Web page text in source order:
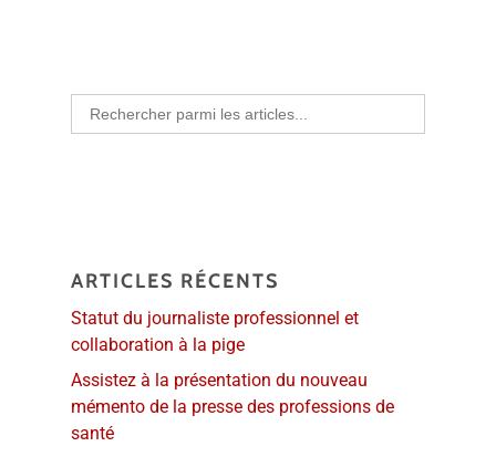
Search
for:
ARTICLES RÉCENTS
Statut du journaliste professionnel et
collaboration à la pige
Assistez à la présentation du nouveau
mémento de la presse des professions de
santé